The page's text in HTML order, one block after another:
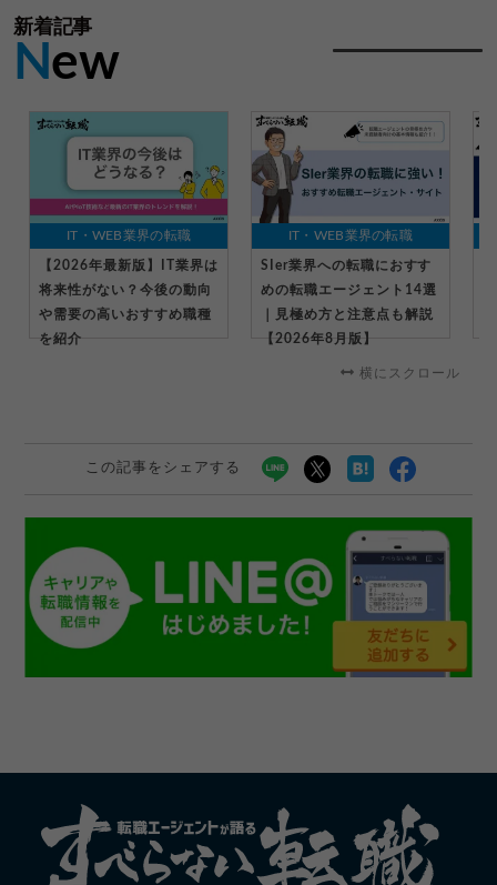
新着記事
New
IT・WEB業界の転職
【2026年最新版】IT業界は
将来性がない？今後の動向
や需要の高いおすすめ職種
を紹介
IT・WEB業界の転職
SIer業界への転職におすす
めの転職エージェント14選
｜見極め方と注意点も解説
【2026年8月版】
横にスクロール
この記事をシェアする